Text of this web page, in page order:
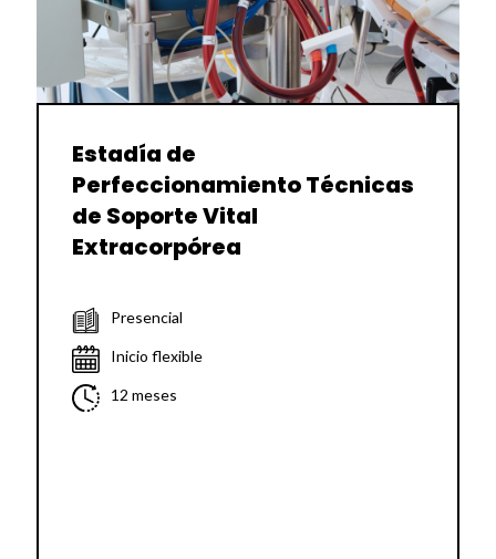
Estadía de
Perfeccionamiento Técnicas
de Soporte Vital
Extracorpórea
Presencial
Inicio flexible
12 meses